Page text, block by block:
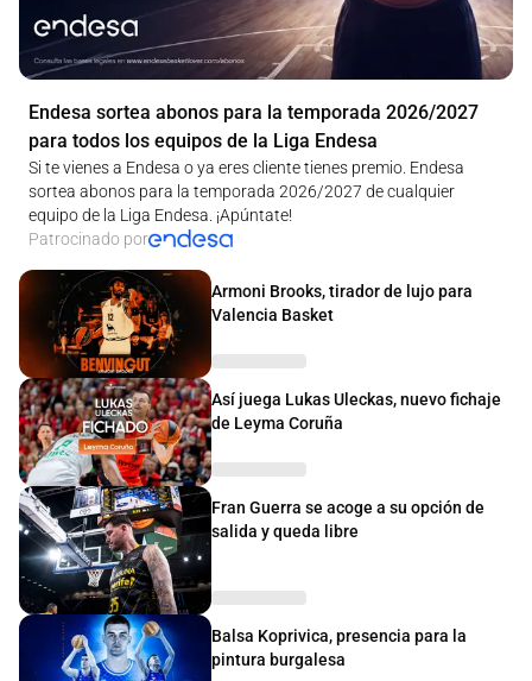
Endesa sortea abonos para la temporada 2026/2027
para todos los equipos de la Liga Endesa
Si te vienes a Endesa o ya eres cliente tienes premio. Endesa
sortea abonos para la temporada 2026/2027 de cualquier
equipo de la Liga Endesa. ¡Apúntate!
Patrocinado por
Armoni Brooks, tirador de lujo para
Valencia Basket
Así juega Lukas Uleckas, nuevo fichaje
de Leyma Coruña
Fran Guerra se acoge a su opción de
salida y queda libre
Balsa Koprivica, presencia para la
pintura burgalesa